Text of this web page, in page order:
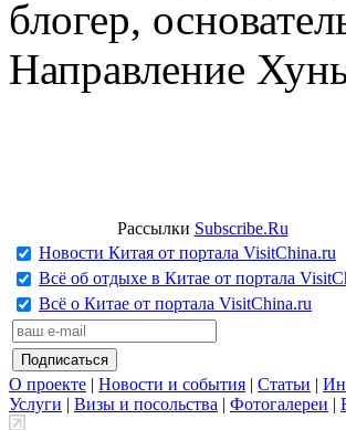
блогер,
Направление
Рассылки Subscribe.Ru
Новости Китая от портала VisitChina.ru
Всё об отдыхе в Китае от портала
Всё о Китае от портала VisitChina.ru
О проекте | Новости и события | Статьи |
Услуги | Визы и посольства | Фотогалереи |